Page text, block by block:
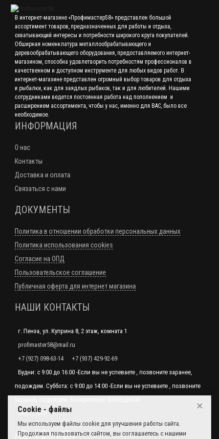
В интернет-магазине «Профимастер58» представлен большой
ассортимент товаров, предназначенных для работы и отдыха,
охватывающий интересы и потребности широкого круга покупателей.
Обширная номенклатура металлообрабатывающего и
деревообрабатывающего оборудования, предоставляемого интернет-
магазином, способна удовлетворить потребностям профессионалов в
качественном и доступном инструменте для любых видов работ. В
интернет-магазине представлен огромный выбор товаров для отдыха
и рыбалки, как для заядлых рыбаков, так и для любителей. Нашими
сотрудниками ведется постоянная работа над пополнением и
расширением ассортимента, чтобы у нас, именно для ВАС, было все
необходимое.
ИНФОРМАЦИЯ
О нас
Контакты
Доставка и оплата
Связаться с нами
ДОКУМЕНТЫ
Политика в отношении обработки персональных данных
Политика использования cookies
Согласие на ОПД
Пользовательское соглашение
Публичная оферта для интернет магазина
НАШИ КОНТАКТЫ
г. Пенза, ул. Куприна 8, 2 этаж, комната 1
profimaster58@mail.ru
+7 (927) 098-63-14
+7 (937) 429-92-69
Будни: с 9:00 до 16:00 -Если вы не успеваете , позвоните заранее,
подождем. Суббота: с 9:00 до 14:00 -Если вы не успеваете , позвоните
alex173431
✕
Cookie - файлы
Мы используем файлы cookie для улучшения работы сайта.
Продолжая пользоваться сайтом, вы соглашаетесь с нашими